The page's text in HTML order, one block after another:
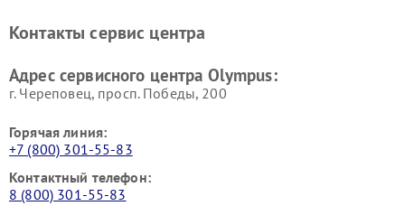
Контакты сервис центра
Адрес сервисного центра Olympus:
г. Череповец, просп. Победы, 200
Горячая линия:
+7 (800) 301-55-83
Контактный телефон:
8 (800) 301-55-83